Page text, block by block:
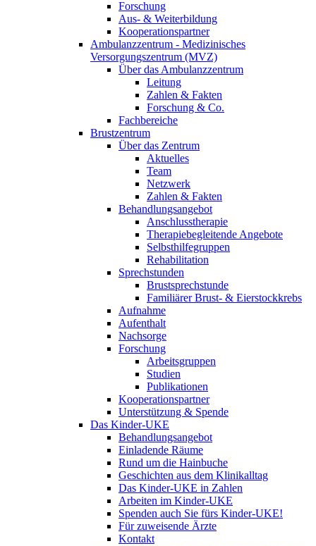
Forschung
Aus- & Weiterbildung
Kooperationspartner
Ambulanzzentrum - Medizinisches
Versorgungszentrum (MVZ)
Über das Ambulanzzentrum
Leitung
Zahlen & Fakten
Forschung & Co.
Fachbereiche
Brustzentrum
Über das Zentrum
Aktuelles
Team
Netzwerk
Zahlen & Fakten
Behandlungsangebot
Anschlusstherapie
Therapiebegleitende Angebote
Selbsthilfegruppen
Rehabilitation
Sprechstunden
Brustsprechstunde
Familiärer Brust- & Eierstockkrebs
Aufnahme
Aufenthalt
Nachsorge
Forschung
Arbeitsgruppen
Studien
Publikationen
Kooperationspartner
Unterstützung & Spende
Das Kinder-UKE
Behandlungsangebot
Einladende Räume
Rund um die Hainbuche
Geschichten aus dem Klinikalltag
Das Kinder-UKE in Zahlen
Arbeiten im Kinder-UKE
Spenden auch Sie fürs Kinder-UKE!
Für zuweisende Ärzte
Kontakt